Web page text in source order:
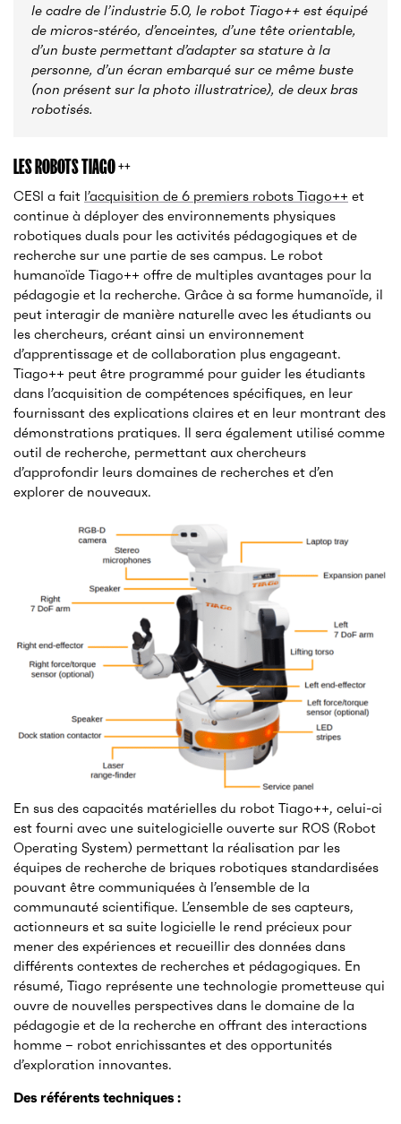
le cadre de l’industrie 5.0, le robot Tiago++ est équipé
de micros-stéréo, d’enceintes, d’une tête orientable,
d’un buste permettant d’adapter sa stature à la
personne, d’un écran embarqué sur ce même buste
(non présent sur la photo illustratrice), de deux bras
robotisés.
LES ROBOTS TIAGO ++
CESI a fait l’acquisition de 6 premiers robots Tiago++ et
continue à déployer des environnements physiques
robotiques duals pour les activités pédagogiques et de
recherche sur une partie de ses campus. Le robot
humanoïde Tiago++ offre de multiples avantages pour la
pédagogie et la recherche. Grâce à sa forme humanoïde, il
peut interagir de manière naturelle avec les étudiants ou
les chercheurs, créant ainsi un environnement
d’apprentissage et de collaboration plus engageant.
Tiago++ peut être programmé pour guider les étudiants
dans l’acquisition de compétences spécifiques, en leur
fournissant des explications claires et en leur montrant des
démonstrations pratiques. Il sera également utilisé comme
outil de recherche, permettant aux chercheurs
d’approfondir leurs domaines de recherches et d’en
explorer de nouveaux.
En sus des capacités matérielles du robot Tiago++, celui-ci
est fourni avec une suitelogicielle ouverte sur ROS (Robot
Operating System) permettant la réalisation par les
équipes de recherche de briques robotiques standardisées
pouvant être communiquées à l’ensemble de la
communauté scientifique. L’ensemble de ses capteurs,
actionneurs et sa suite logicielle le rend précieux pour
mener des expériences et recueillir des données dans
différents contextes de recherches et pédagogiques. En
résumé, Tiago représente une technologie prometteuse qui
ouvre de nouvelles perspectives dans le domaine de la
pédagogie et de la recherche en offrant des interactions
homme – robot enrichissantes et des opportunités
d’exploration innovantes.
Des référents techniques :